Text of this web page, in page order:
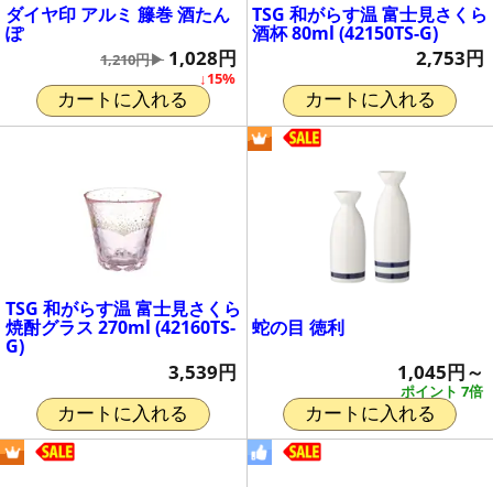
ダイヤ印 アルミ 籐巻 酒たん
ぽ
↓15%
1,210円▶ 1,028円
カートに入れる
TSG 和がらす温 富士見さくら
酒杯 80ml (42150TS-G)
2,753円
カートに入れる
TSG 和がらす温 富士見さくら
焼酎グラス 270ml (42160TS-
G)
3,539円
カートに入れる
蛇の目 徳利
ポイント 7倍
1,045円～
カートに入れる